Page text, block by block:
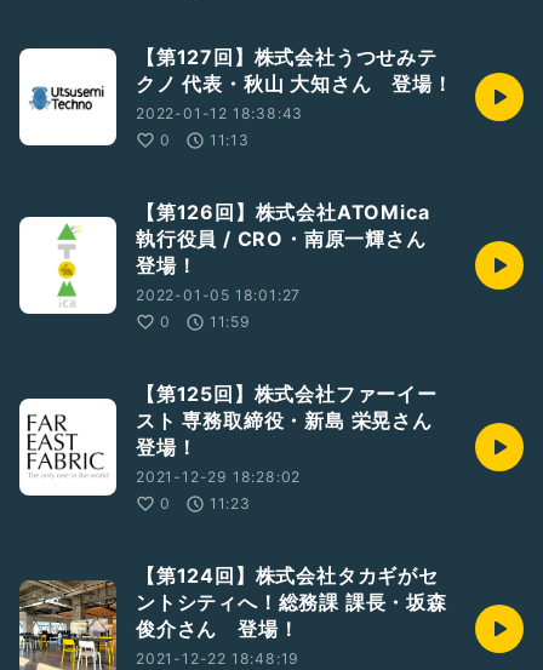
【第127回】株式会社うつせみテ
クノ 代表・秋山 大知さん 登場！
2022-01-12 18:38:43
0
11:13
【第126回】株式会社ATOMica
執行役員 / CRO・南原一輝さん
登場！
2022-01-05 18:01:27
0
11:59
【第125回】株式会社ファーイー
スト 専務取締役・新島 栄晃さん
登場！
2021-12-29 18:28:02
0
11:23
【第124回】株式会社タカギがセ
ントシティへ！総務課 課長・坂森
俊介さん 登場！
2021-12-22 18:48:19